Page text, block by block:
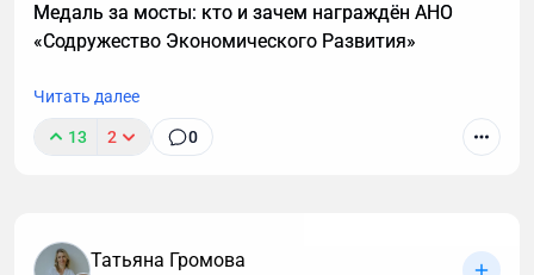
каких случаях этой системы недостаточно и нужен
индивидуальный анализ для выявления причин
Медаль за мосты: кто и зачем награждён АНО
«Содружество Экономического Развития»
Читать далее
13 2 0
Татьяна Громова